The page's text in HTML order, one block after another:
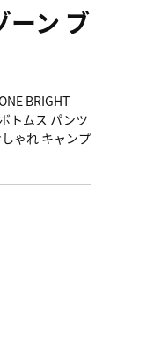
ーン ブ
BRIGHT
トムス パンツ
ゃれ キャンプ